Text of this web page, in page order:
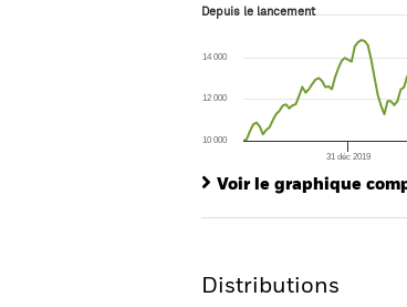
Depuis le lancement
The chart has 1 X axis
The chart has 1 Y axis
Depuis le lancement
31 déc 2019
10 000
14 000
12 000
Voir le graphique
Distributions